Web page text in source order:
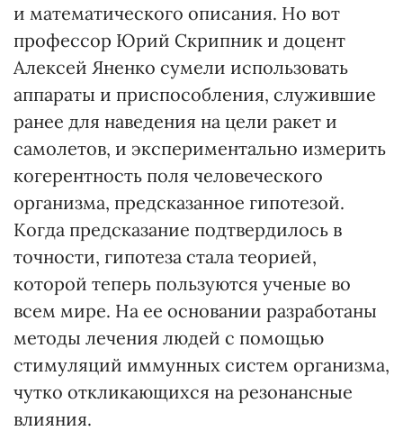
и математического описания. Но вот
профессор Юрий Скрипник и доцент
Алексей Яненко сумели использовать
аппараты и приспособления, служившие
ранее для наведения на цели ракет и
самолетов, и экспериментально измерить
когерентность поля человеческого
организма, предсказанное гипотезой.
Когда предсказание подтвердилось в
точности, гипотеза стала теорией,
которой теперь пользуются ученые во
всем мире. На ее основании разработаны
методы лечения людей с помощью
стимуляций иммунных систем организма,
чутко откликающихся на резонансные
влияния.